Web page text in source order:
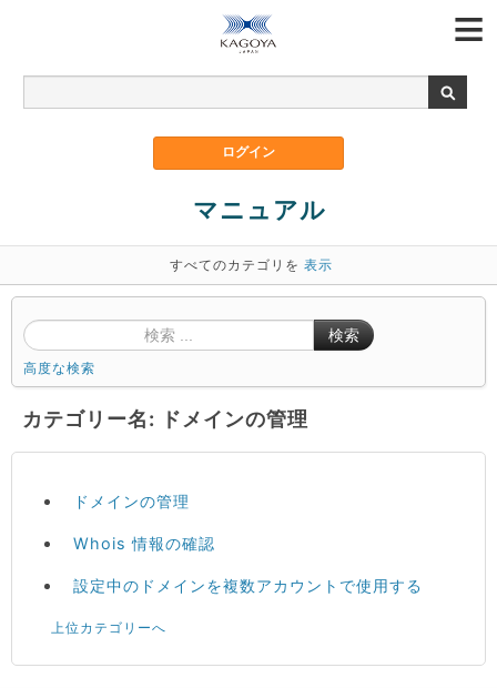
マニュアル
すべてのカテゴリを 表示
検索
高度な検索
カテゴリー名: ドメインの管理
ドメインの管理
Whois 情報の確認
設定中のドメインを複数アカウントで使用する
上位カテゴリーへ